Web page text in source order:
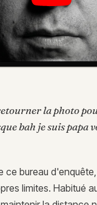
la photo
bah je suis papa
ce bureau
limites. Habitué